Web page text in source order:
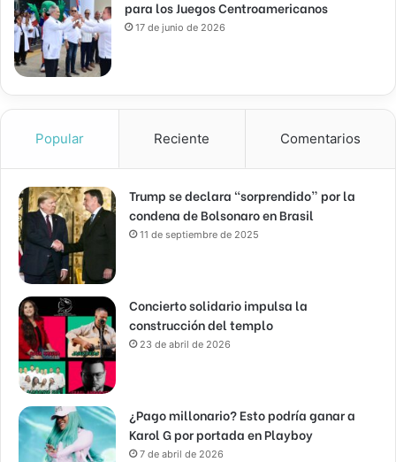
para los Juegos Centroamericanos
17 de junio de 2026
Popular Reciente Comentarios
Trump se declara “sorprendido” por la
condena de Bolsonaro en Brasil
11 de septiembre de 2025
Concierto solidario impulsa la
construcción del templo
23 de abril de 2026
¿Pago millonario? Esto podría ganar a
Karol G por portada en Playboy
7 de abril de 2026